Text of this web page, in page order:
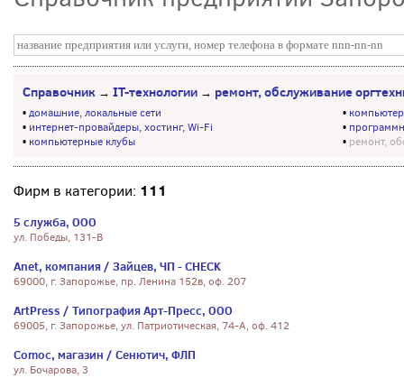
Справочник → IT-технологии → ремонт, обслуживание
•домашние, локальные сети
• интернет-провайдеры, хостинг, Wi-Fi
• компьютерные клубы
•
•
• ремонт,
Фирм в категории: 111
5 служба, ООО
ул. Победы, 131-В
Anet, компания / Зайцев, ЧП - CHECK
69000, г. Запорожье, пр. Ленина 152в, оф. 207
ArtPress / Типография Арт-Пресс, ООО
69005, г. Запорожье, ул. Патриотическая, 74-А, оф. 412
Comoc, магазин / Сенютич, ФЛП
ул. Бочарова, 3